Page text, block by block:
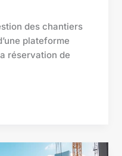
des chantiers
plateforme
réservation de